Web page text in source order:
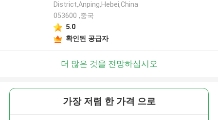
District,Anping,Hebei,China
053600 ,중국
5.0
확인된 공급자
더 많은 것을 전망하십시오
가장 저렴 한 가격 으로